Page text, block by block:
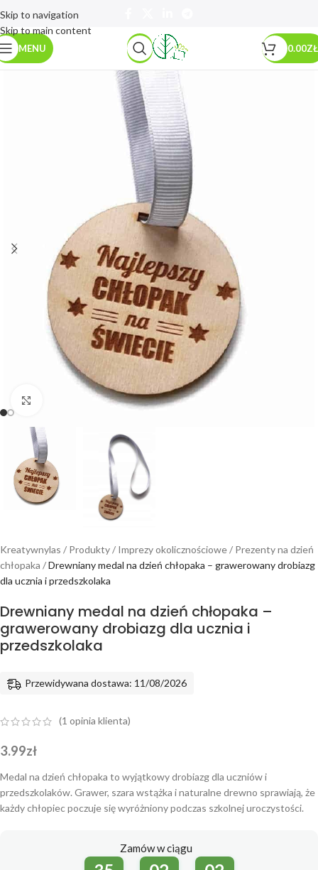
Skip to navigation
Skip to main content
MENU 0.00ZŁ
Kreatywnylas / Produkty/ Imprezy okolicznościowe/ Prezenty na dzień
chłopaka /Drewniany medal na dzień chłopaka – grawerowany drobiazg
dla ucznia i przedszkolaka
Drewniany medal na dzień chłopaka –
grawerowany drobiazg dla ucznia i
przedszkolaka
Przewidywana dostawa: 11/08/2026
(1 opinia klienta)
3.99zł
Medal na dzień chłopaka to wyjątkowy drobiazg dla uczniów i
przedszkolaków. Grawer, szara wstążka i naturalne drewno sprawiają, że
każdy chłopiec poczuje się wyróżniony podczas szkolnej uroczystości.
Zamów w ciągu